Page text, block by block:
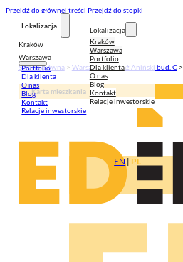
Przejdź do głównej treści Przejdź do stopki
Lokalizacja
Kraków
Warszawa
Portfolio
Dla klienta
O nas
Blog
Kontakt
Relacje inwestorskie
Lokalizacja
Kraków
Warszawa
Portfolio
Dla klienta
O nas
Blog
Kontakt
Relacje inwestorskie
EN| PL
Strona główna > Warszawa>Pasaż Aniński bud. C>
Karta mieszkania